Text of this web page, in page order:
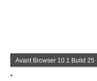
Avant Browser 10.1 Build 25
*